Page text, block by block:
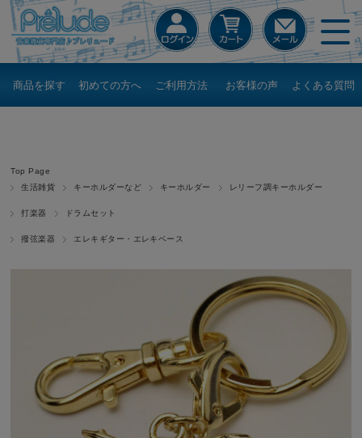
商品を探す 初めての方へ ご利用方法 お客様の声 よくある質問
Top Page
生活雑貨
キーホルダーなど キーホルダー レリーフ調キーホルダー
打楽器 ドラムセット
撥弦楽器 エレキギター・エレキベース